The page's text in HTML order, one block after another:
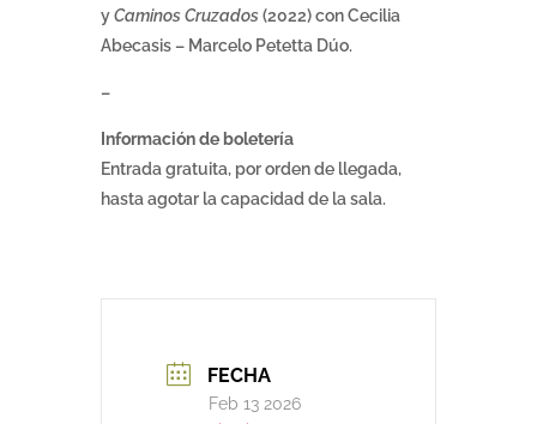
yCaminos Cruzados (2022) con Cecilia
Abecasis – Marcelo Petetta Dúo.
–
Información de boletería
Entrada gratuita, por orden de llegada,
hasta agotar la capacidad de la sala.
FECHA
Feb 13 2026